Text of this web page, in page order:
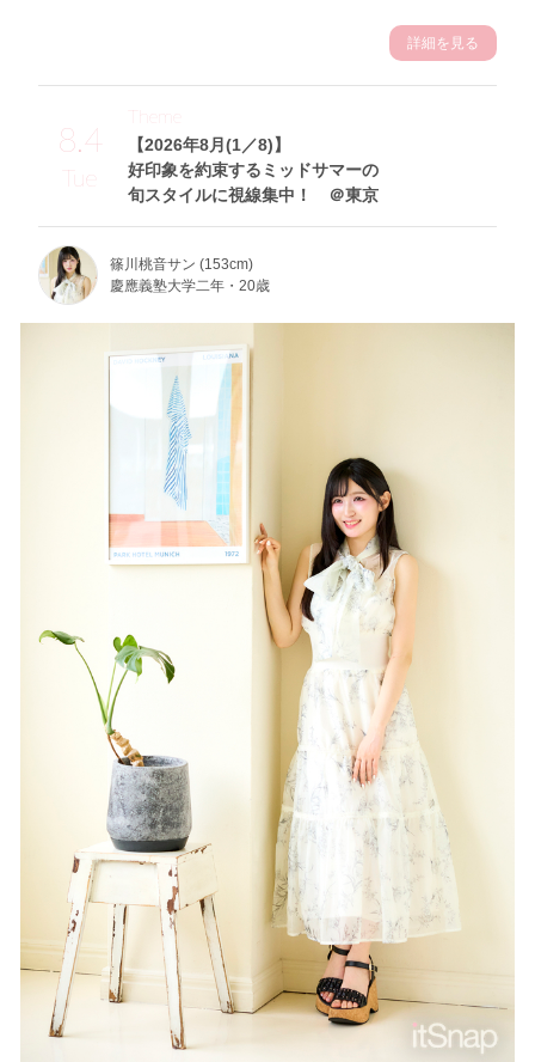
詳細を見る
8.4
Tue
【2026年8月(1／8)】
好印象を約束するミッドサマーの
旬スタイルに視線集中！ ＠東京
Theme
篠川桃音サン (153cm)
慶應義塾大学二年・20歳